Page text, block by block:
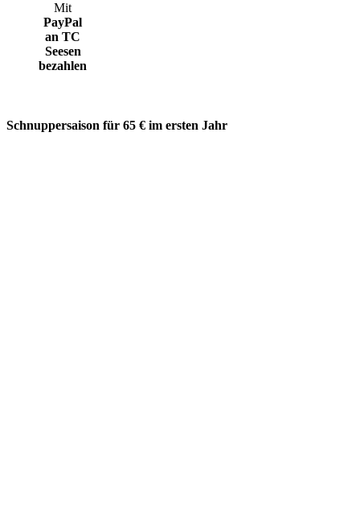
Mit
PayPal
an TC
Seesen
bezahlen
Schnuppersaison für 65 € im ersten Jahr